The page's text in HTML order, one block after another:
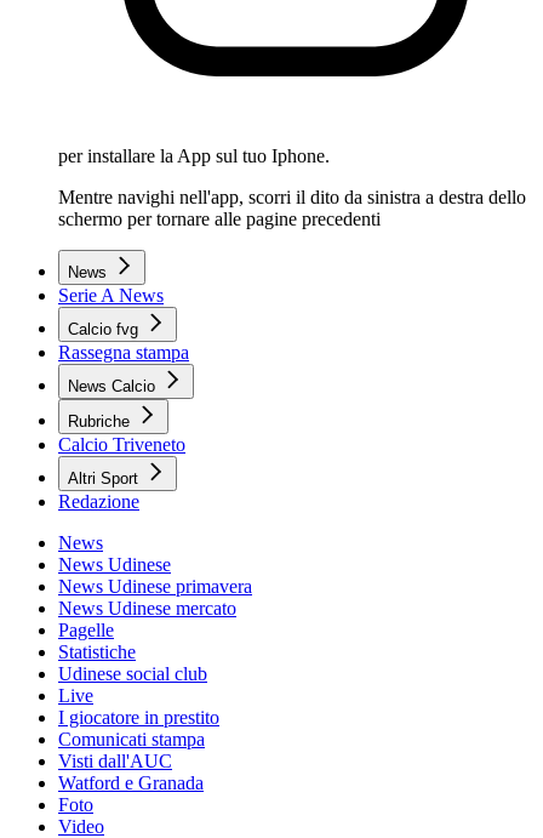
per installare la App sul tuo Iphone.
Mentre navighi nell'app, scorri il dito da sinistra a destra dello
schermo per tornare alle pagine precedenti
News
Serie A News
Calcio fvg
Rassegna stampa
News Calcio
Rubriche
Calcio Triveneto
Altri Sport
Redazione
News
News Udinese
News Udinese primavera
News Udinese mercato
Pagelle
Statistiche
Udinese social club
Live
I giocatore in prestito
Comunicati stampa
Visti dall'AUC
Watford e Granada
Foto
Video